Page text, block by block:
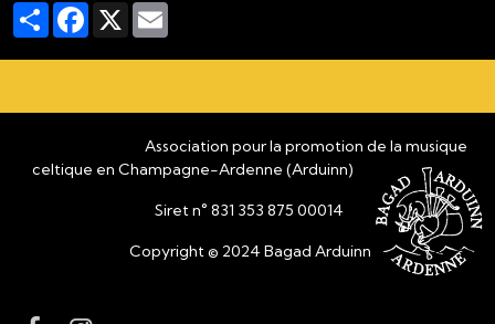
PartagerFacebook
X
Association pour la promotion de la musique
celtique en Champagne-Ardenne (Arduinn)
Siret n° 831 353 875 00014
Copyright © 2024 Bagad Arduinn